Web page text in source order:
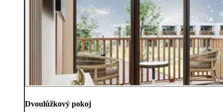
Dvoulůžkový pokoj